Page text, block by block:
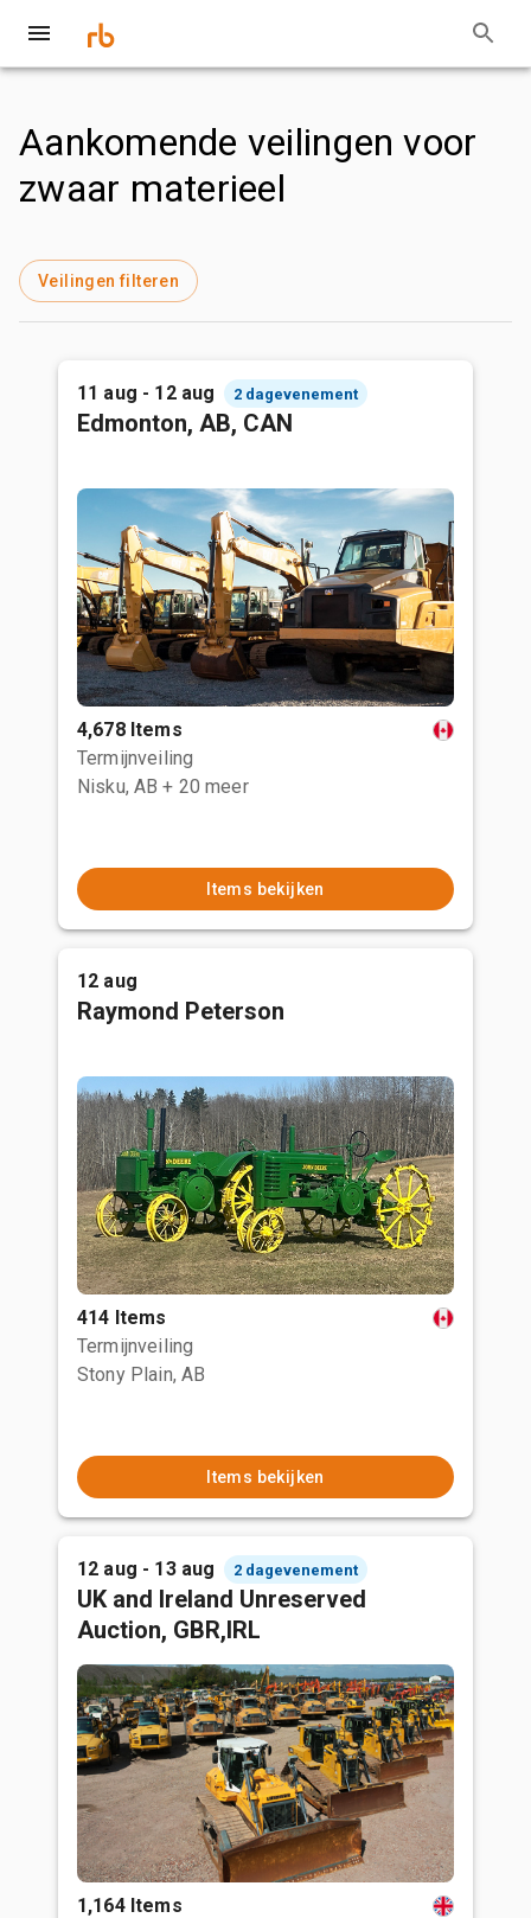
Aankomende veilingen voor
zwaar materieel
Veilingen filteren
11 aug - 12 aug 2 dagevenement
Edmonton, AB, CAN
4,678 Items
Termijnveiling
Nisku, AB + 20 meer
Items bekijken
12 aug
Raymond Peterson
414 Items
Termijnveiling
Stony Plain, AB
Items bekijken
12 aug - 13 aug 2 dagevenement
UK and Ireland Unreserved
Auction, GBR,IRL
1,164 Items